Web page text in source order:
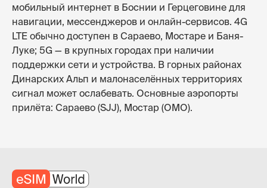
мобильный интернет в Боснии и Герцеговине для
навигации, мессенджеров и онлайн-сервисов. 4G
LTE обычно доступен в Сараево, Мостаре и Баня-
Луке; 5G — в крупных городах при наличии
поддержки сети и устройства. В горных районах
Динарских Альп и малонаселённых территориях
сигнал может ослабевать. Основные аэропорты
прилёта: Сараево (SJJ), Мостар (OMO).